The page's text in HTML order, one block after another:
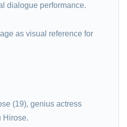
dialogue performance.
as visual reference for
(19), genius actress
Hirose.